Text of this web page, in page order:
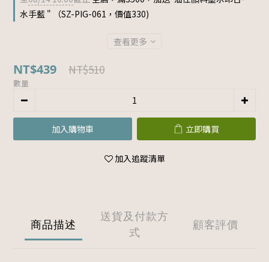
水手藍 " （SZ-PIG-061，價值330)
查看更多
NT$439 NT$510
數量
加入購物車 立即購買
加入追蹤清單
商品描述
送貨及付款方
式
顧客評價